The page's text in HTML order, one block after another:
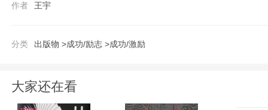
作者 王宇
分类 出版物 >成功/励志 >成功/激励
大家还在看